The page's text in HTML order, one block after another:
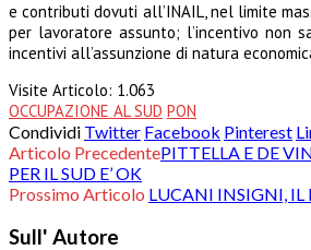
e contributi dovuti all’INAIL, nel limite
per lavoratore assunto; l’incentivo non
incentivi all’assunzione di natura
Visite Articolo: 1.063
OCCUPAZIONE AL SUD PON
Condividi Twitter Facebook Pinterest
Articolo PrecedentePITTELLA E DE
PER IL SUD E’ OK
Prossimo Articolo LUCANI INSIGNI,
Sull' Autore